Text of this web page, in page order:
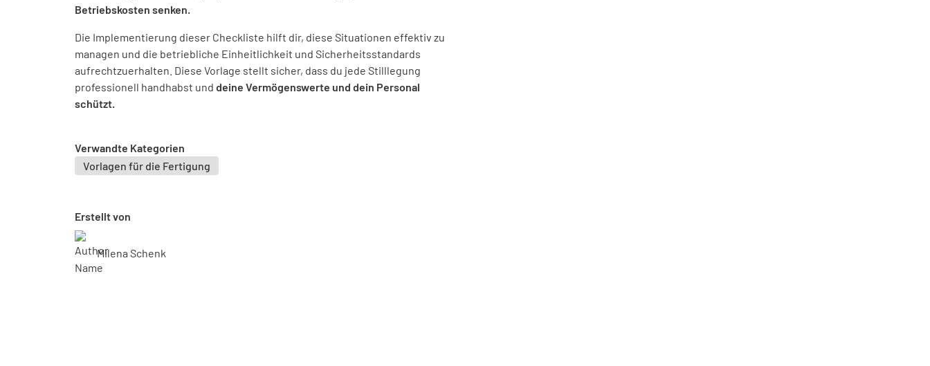
Betriebskosten senken.
Die Implementierung dieser Checkliste hilft dir, diese Situationen effektiv zu
managen und die betriebliche Einheitlichkeit und Sicherheitsstandards
aufrechtzuerhalten. Diese Vorlage stellt sicher, dass du jede Stilllegung
professionell handhabst und deine Vermögenswerte und dein Personal
schützt.
Verwandte Kategorien
Vorlagen für die Fertigung
Erstellt von
Milena Schenk